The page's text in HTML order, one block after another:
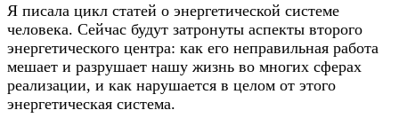
Я писала цикл статей о энергетической системе
человека. Сейчас будут затронуты аспекты второго
энергетического центра: как его неправильная работа
мешает и разрушает нашу жизнь во многих сферах
реализации, и как нарушается в целом от этого
энергетическая система.